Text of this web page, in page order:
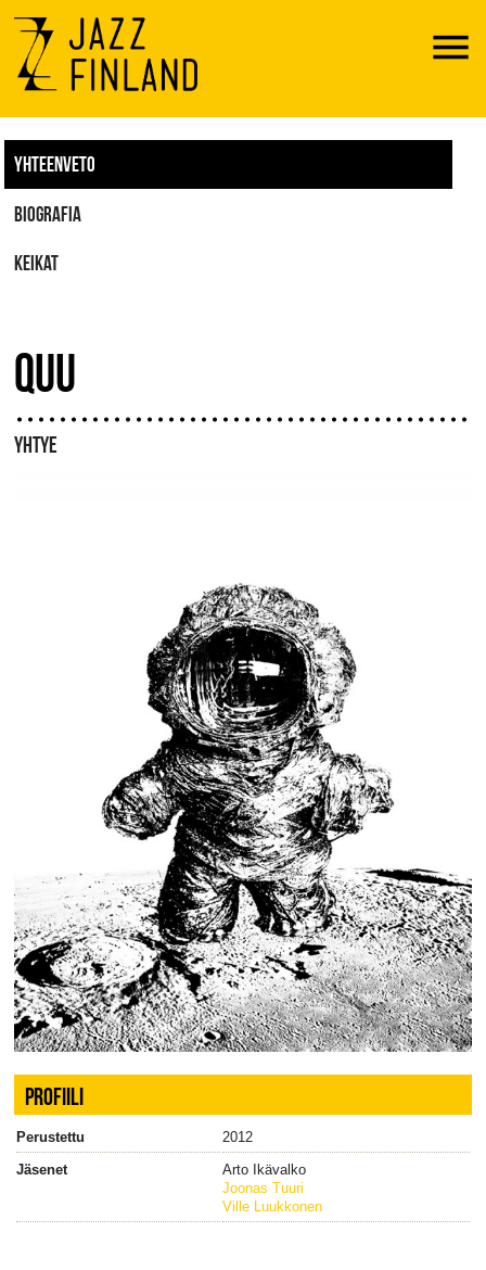
Menu
YHTEENVETO
BIOGRAFIA
KEIKAT
QUU
YHTYE
PROFIILI
Perustettu
2012
Jäsenet
Arto Ikävalko
Joonas Tuuri
Ville Luukkonen